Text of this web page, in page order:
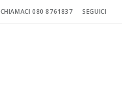
CHIAMACI 080 8761837 SEGUICI